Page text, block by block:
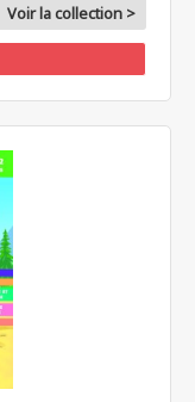
Voir la collection >